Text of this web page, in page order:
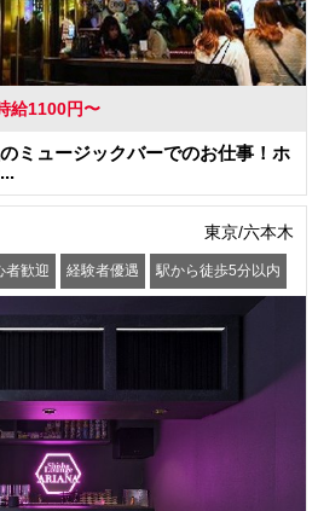
給1100円〜
ミュージックバーでのお仕事！ホ
東京/六本木
者歓迎 経験者優遇 駅から徒歩5分以内